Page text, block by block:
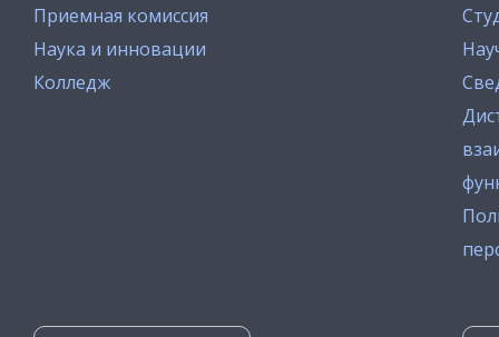
Приемная комиссия
Наука и инновации
Колледж